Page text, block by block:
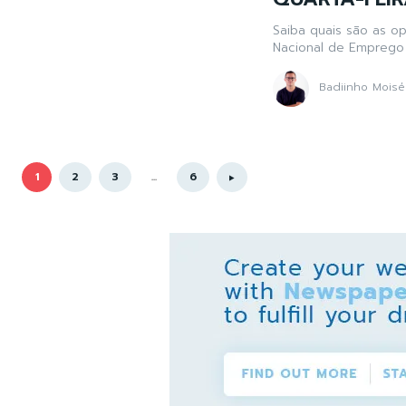
Saiba quais são as
Nacional de
Badiinho
1 2 3 ... 6